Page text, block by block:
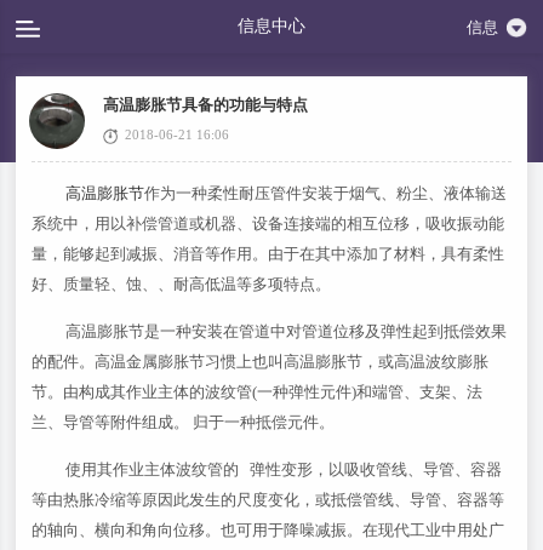
信息中心 信息
高温膨胀节具备的功能与特点
2018-06-21 16:06
高温膨胀节作为一种柔性耐压管件安装于烟气、粉尘、液体输送
系统中，用以补偿管道或机器、设备连接端的相互位移，吸收振动能
量，能够起到减振、消音等作用。由于在其中添加了材料，具有柔性
好、质量轻、蚀、、耐高低温等多项特点。
高温膨胀节是一种安装在管道中对管道位移及弹性起到抵偿效果
的配件。高温金属膨胀节习惯上也叫高温膨胀节，或高温波纹膨胀
节。由构成其作业主体的波纹管(一种弹性元件)和端管、支架、法
兰、导管等附件组成。 归于一种抵偿元件。
使用其作业主体波纹管的 弹性变形，以吸收管线、导管、容器
等由热胀冷缩等原因此发生的尺度变化，或抵偿管线、导管、容器等
的轴向、横向和角向位移。也可用于降噪减振。在现代工业中用处广